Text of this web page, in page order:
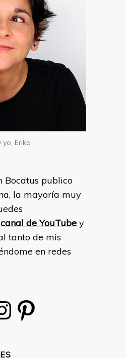
yo, Erika
Bocatus publico
la mayoría muy
de YouTubey
tanto de mis
en redes
Pinterest